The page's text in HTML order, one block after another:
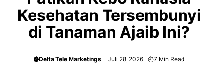
Kesehatan Tersembunyi
di Tanaman Ajaib Ini?
Delta Tele Marketings Juli 28, 2026 7 Min Read